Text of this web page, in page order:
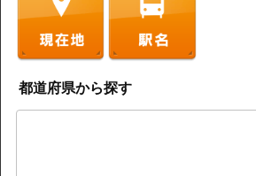
都道府県から探す